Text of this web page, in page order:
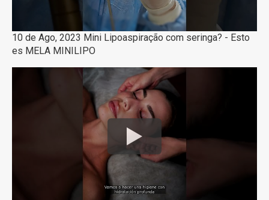
10 de Ago, 2023 Mini Lipoaspiração com seringa? - Esto
es MELA MINILIPO